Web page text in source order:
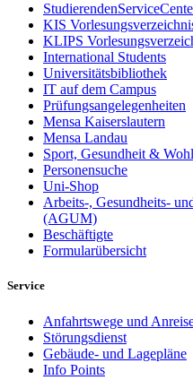
KIS
KLIPS
International Students
Universitätsbibliothek
IT auf dem Campus
Prüfungsangelegenheiten
Mensa Kaiserslautern
Mensa Landau
Sport, Gesundheit &
Personensuche
Uni-Shop
Arbeits-, Gesundheits-
(AGUM)
Beschäftigte
Formularübersicht
Service
Anfahrtswege und
Störungsdienst
Gebäude- und Lagepläne
Info Points